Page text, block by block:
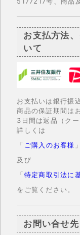
お支払方法
いて
お支払いは銀行振
商品の保証期間は
3日間は返品（ク
詳しくは
「 ご購入のお客様 」
及び
「特定商取引法に
をご覧ください。
お問い合せ先